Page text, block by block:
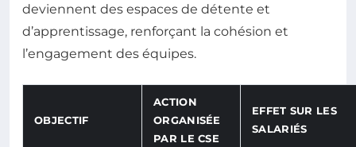
deviennent des espaces de détente et
d’apprentissage, renforçant la cohésion et
l’engagement des équipes.
OBJECTIF
ACTION
ORGANISÉE
PAR LE CSE
EFFET SUR LES
SALARIÉS